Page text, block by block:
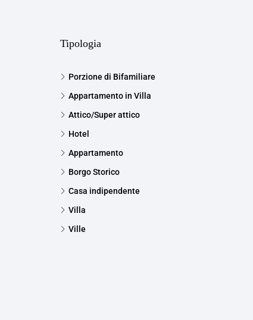
Tipologia
Porzione di Bifamiliare
Appartamento in Villa
Attico/Super attico
Hotel
Appartamento
Borgo Storico
Casa indipendente
Villa
Ville